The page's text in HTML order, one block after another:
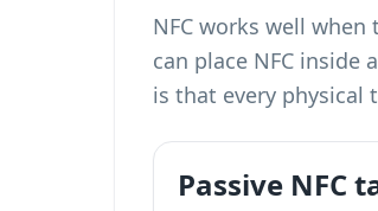
NFC works well
can place NFC inside
is that every physical
Passive NFC